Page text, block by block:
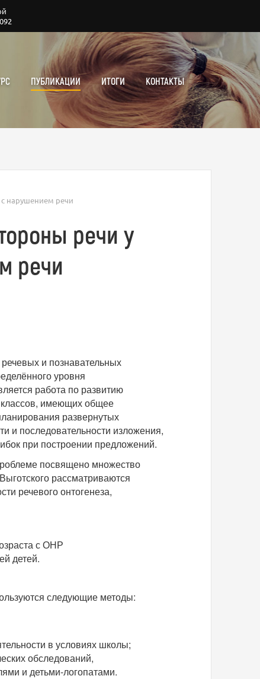
ПУБЛИКАЦИИ ИТОГИ КОНТАКТЫ
нарушением речи
речи у
речи
и познавательных
уровня
работа по развитию
классов, имеющих общее
развернутых
и последовательности изложения,
при построении предложений.
посвящено множество
рассматриваются
речевого онтогенеза,
с ОНР
детей.
следующие методы:
в условиях школы;
обследований,
и детьми-логопатами.